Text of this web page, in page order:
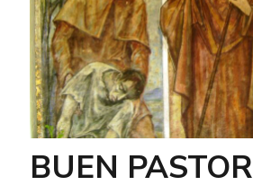
BUEN PASTOR